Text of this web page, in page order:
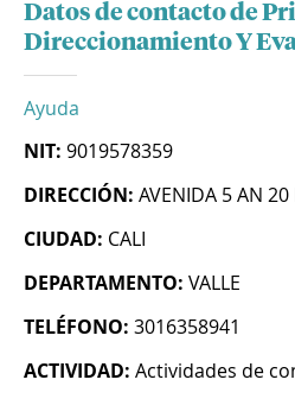
Datos de contacto de
Direccionamiento Y
Ayuda
NIT: 9019578359
DIRECCIÓN: AVENIDA 5 AN 20
CIUDAD: CALI
DEPARTAMENTO: VALLE
TELÉFONO: 3016358941
ACTIVIDAD: Actividades de